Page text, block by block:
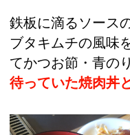
鉄板に滴るソース
ブタキムチの風味
てかつお節・青の
待っていた焼肉丼